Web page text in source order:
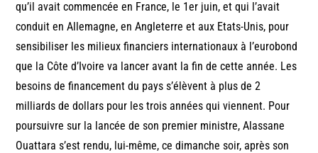
qu’il avait commencée en France, le 1er juin, et qui l’avait
conduit en Allemagne, en Angleterre et aux Etats-Unis, pour
sensibiliser les milieux financiers internationaux à l’eurobond
que la Côte d’Ivoire va lancer avant la fin de cette année. Les
besoins de financement du pays s’élèvent à plus de 2
milliards de dollars pour les trois années qui viennent. Pour
poursuivre sur la lancée de son premier ministre, Alassane
Ouattara s’est rendu, lui-même, ce dimanche soir, après son